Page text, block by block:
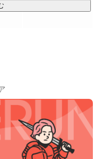
していて、自分で意思
態
を開発しています。
を創出する会社訪問アプ
型採用管理システム